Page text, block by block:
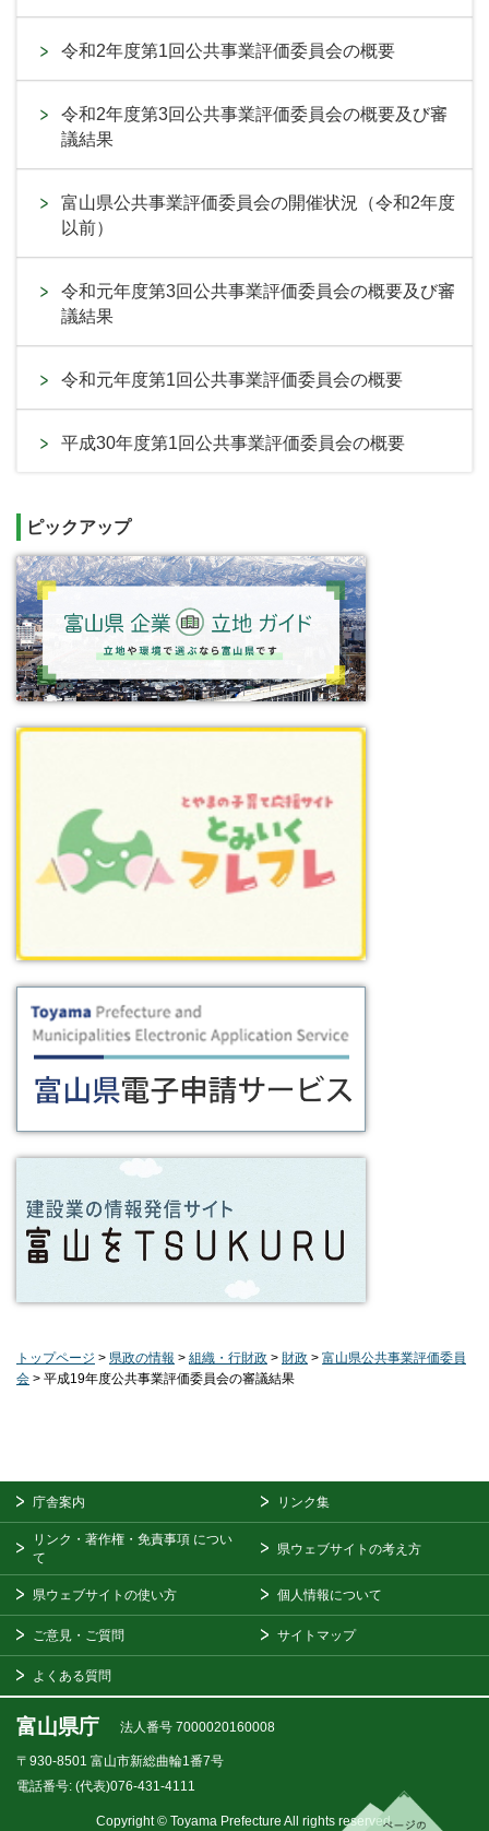
令和2年度第1回公共事業評価委員会の概要
令和2年度第3回公共事業評価委員会の概要及び審
議結果
富山県公共事業評価委員会の開催状況（令和2年度
以前）
令和元年度第3回公共事業評価委員会の概要及び審
議結果
令和元年度第1回公共事業評価委員会の概要
平成30年度第1回公共事業評価委員会の概要
ピックアップ
トップページ > 県政の情報 > 組織・行財政 > 財政 > 富山県公共事業評価委員
会 > 平成19年度公共事業評価委員会の審議結果
庁舎案内 リンク集
リンク・著作権・免責事項 につい
て
県ウェブサイトの考え方
県ウェブサイトの使い方 個人情報について
ご意見・ご質問 サイトマップ
よくある質問
富山県庁 法人番号 7000020160008
〒930-8501 富山市新総曲輪1番7号
電話番号: (代表)076-431-4111
Copyright © Toyama Prefecture All rights reserved.